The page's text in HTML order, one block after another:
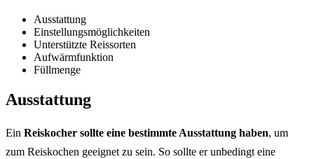
Ausstattung
Einstellungsmöglichkeiten
Unterstützte Reissorten
Aufwärmfunktion
Füllmenge
Ausstattung
Ein Reiskocher sollte eine bestimmte Ausstattung haben, um
zum Reiskochen geeignet zu sein. So sollte er unbedingt eine